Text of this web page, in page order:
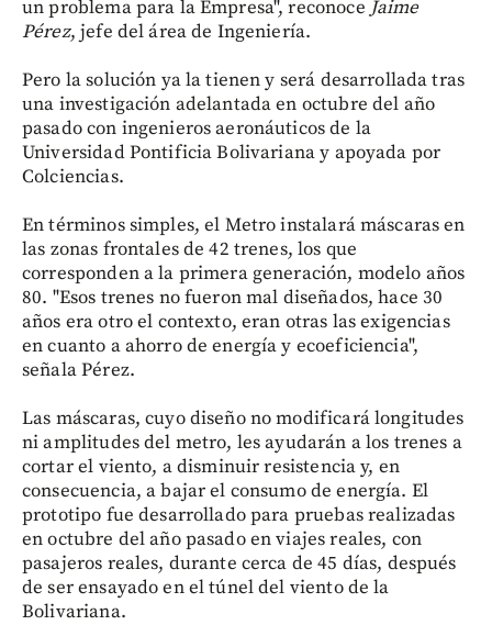
un problema para la Empresa", reconoce Jaime
Pérez, jefe del área de Ingeniería.
Pero la solución ya la tienen y será desarrollada tras
una investigación adelantada en octubre del año
pasado con ingenieros aeronáuticos de la
Universidad Pontificia Bolivariana y apoyada por
Colciencias.
En términos simples, el Metro instalará máscaras en
las zonas frontales de 42 trenes, los que
corresponden a la primera generación, modelo años
80. "Esos trenes no fueron mal diseñados, hace 30
años era otro el contexto, eran otras las exigencias
en cuanto a ahorro de energía y ecoeficiencia",
señala Pérez.
Las máscaras, cuyo diseño no modificará longitudes
ni amplitudes del metro, les ayudarán a los trenes a
cortar el viento, a disminuir resistencia y, en
consecuencia, a bajar el consumo de energía. El
prototipo fue desarrollado para pruebas realizadas
en octubre del año pasado en viajes reales, con
pasajeros reales, durante cerca de 45 días, después
de ser ensayado en el túnel del viento de la
Bolivariana.